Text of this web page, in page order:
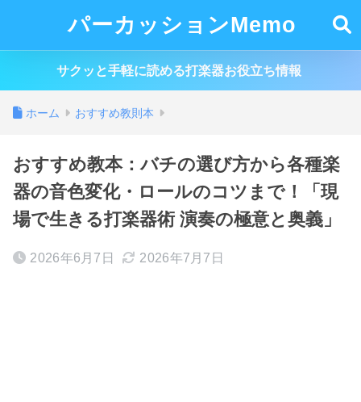
パーカッションMemo
サクッと手軽に読める打楽器お役立ち情報
ホーム おすすめ教則本
おすすめ教本：バチの選び方から各種楽
器の音色変化・ロールのコツまで！「現
場で生きる打楽器術 演奏の極意と奥義」
2026年6月7日 2026年7月7日